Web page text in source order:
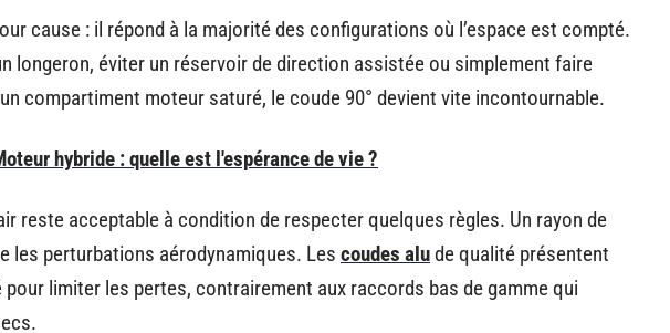
cause : il répond à la majorité des configurations où l’espace est compté.
longeron, éviter un réservoir de direction assistée ou simplement faire
compartiment moteur saturé, le coude 90° devient vite incontournable.
hybride : quelle est l'espérance de vie ?
reste acceptable à condition de respecter quelques règles. Un rayon de
les perturbations aérodynamiques. Les coudes alude qualité présentent
limiter les pertes, contrairement aux raccords bas de gamme qui